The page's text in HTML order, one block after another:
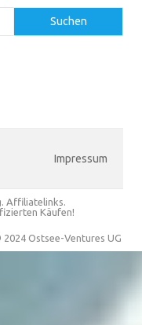
Suchen
Impressum
Affiliatelinks.
Käufen!
2024 Ostsee-Ventures UG